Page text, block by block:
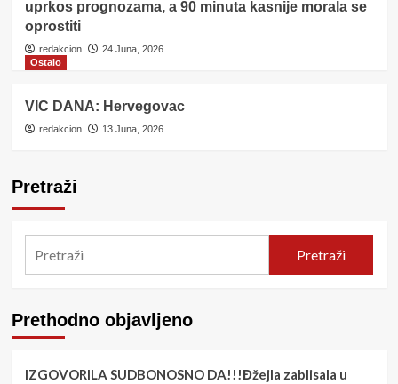
uprkos prognozama, a 90 minuta kasnije morala se
oprostiti
redakcion
24 Juna, 2026
Ostalo
VIC DANA: Hervegovac
redakcion 13 Juna, 2026
Pretraži
Pretraži
Prethodno objavljeno
IZGOVORILA SUDBONOSNO DA!!!Đžejla zablisala u